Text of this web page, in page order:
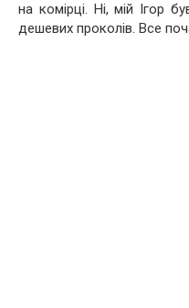
на комірці. Ні, мій Ігор
дешевих проколів. Все